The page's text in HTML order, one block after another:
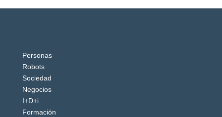
Personas
Robots
Sociedad
Negocios
I+D+i
Formación